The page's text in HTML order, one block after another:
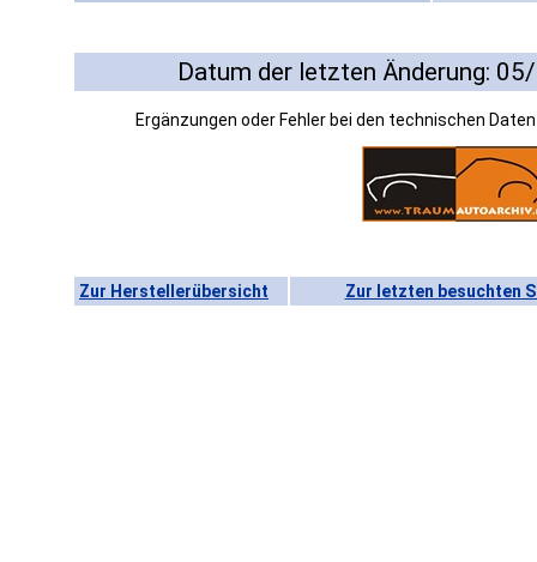
Datum der letzten Änderung:
Ergänzungen oder Fehler bei den technischen
Zur Herstellerübersicht Zur letzten besuchten